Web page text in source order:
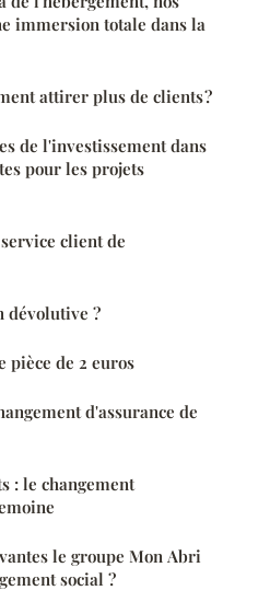
immersion totale dans la
attirer plus de clients ?
de l'investissement dans
pour les projets
client de
dévolutive ?
pièce de 2 euros
d'assurance de
: le changement
le groupe Mon Abri
social ?